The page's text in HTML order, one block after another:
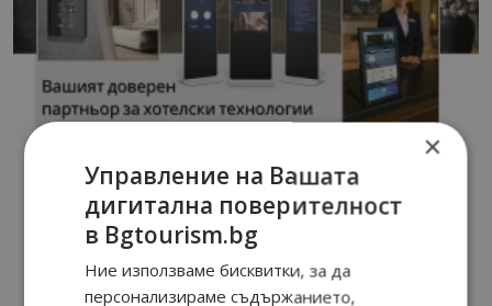
×
Управление на Вашата
дигитална поверителност
в Bgtourism.bg
Ние използваме бисквитки, за да
персонализираме съдържанието,